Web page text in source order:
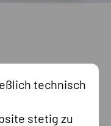
technisch
stetig zu